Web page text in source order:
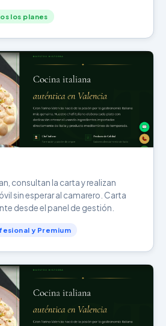
los planes
consultan la carta y realizan
sin esperar al camarero. Carta
desde el panel de gestión.
y Premium